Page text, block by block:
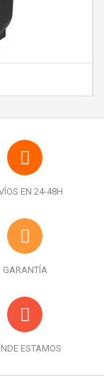
EN 24-48H
GARANTÍA
ESTAMOS